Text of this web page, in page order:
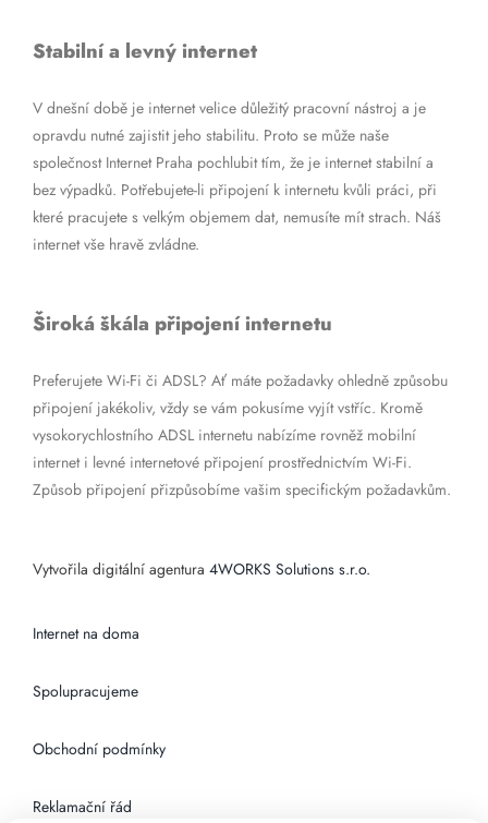
Stabilní a levný internet
V dnešní době je internet velice důležitý pracovní nástroj a je
opravdu nutné zajistit jeho stabilitu. Proto se může naše
společnost Internet Praha pochlubit tím, že je internet stabilní a
bez výpadků. Potřebujete-li připojení k internetu kvůli práci, při
které pracujete s velkým objemem dat, nemusíte mít strach. Náš
internet vše hravě zvládne.
Široká škála připojení internetu
Preferujete Wi-Fi či ADSL? Ať máte požadavky ohledně způsobu
připojení jakékoliv, vždy se vám pokusíme vyjít vstříc. Kromě
vysokorychlostního ADSL internetu nabízíme rovněž mobilní
internet i levné internetové připojení prostřednictvím Wi-Fi.
Způsob připojení přizpůsobíme vašim specifickým požadavkům.
Vytvořila digitální agentura 4WORKS Solutions s.r.o.
Internet na doma
Spolupracujeme
Obchodní podmínky
Reklamační řád